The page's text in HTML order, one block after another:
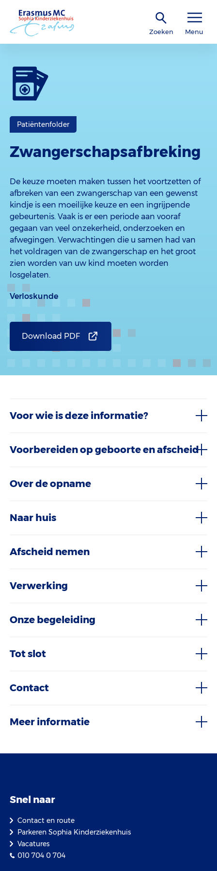
Zoeken Menu
Patiëntenfolder
Zwangerschapsafbreking
De keuze moeten maken tussen het voortzetten of
afbreken van een zwangerschap van een gewenst
kindje is een moeilijke keuze en een ingrijpende
gebeurtenis. Vaak is er een periode aan vooraf
gegaan van veel onzekerheid, onderzoeken en
afwegingen. Verwachtingen die u samen had van
het voldragen van de zwangerschap en het groot
zien worden van uw kind moeten worden
losgelaten.
Verloskunde
Download PDF
Voor wie is deze informatie?
Voorbereiden op geboorte en afscheid
Over de opname
Naar huis
Afscheid nemen
Verwerking
Onze begeleiding
Tot slot
Contact
Meer informatie
Snel naar
Contact en route
Parkeren Sophia Kinderziekenhuis
Vacatures
010 704 0 704